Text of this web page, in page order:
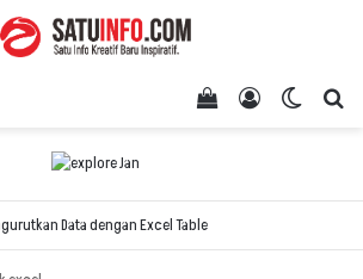
Switch
Log In
View your
Data dengan Excel Table